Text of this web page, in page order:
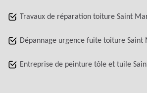
Travaux de réparation toiture Saint
Dépannage urgence fuite toiture Saint
Entreprise de peinture tôle et tuile